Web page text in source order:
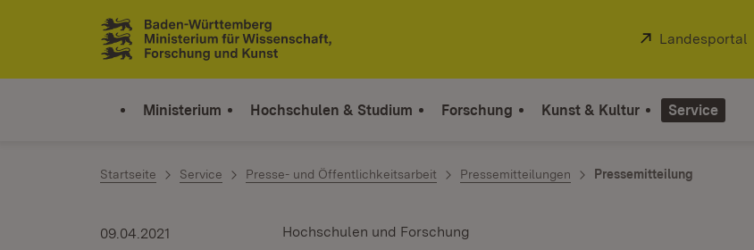
Zum Inhalt springen
Link zur Startseite
Extern:
Landesportal
Ministerium Hochschulen & Studium Forschung Kunst & Kultur Service
Startseite Service Presse- und Öffentlichkeitsarbeit Pressemitteilungen Pressemitteilung
Hochschulen und Forschung
09.04.2021